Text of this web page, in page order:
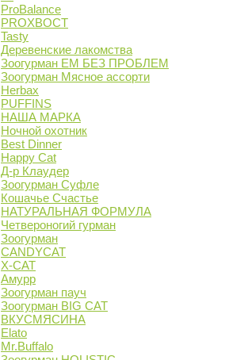
ProBalance
PROХВОСТ
Tasty
Деревенские лакомства
Зоогурман ЕМ БЕЗ ПРОБЛЕМ
Зоогурман Мясное ассорти
Herbax
PUFFINS
НАША МАРКА
Ночной охотник
Best Dinner
Happy Cat
Д-р Клаудер
Зоогурман Суфле
Кошачье Счастье
НАТУРАЛЬНАЯ ФОРМУЛА
Четвероногий гурман
Зоогурман
CANDYCAT
X-CAT
Амурр
Зоогурман пауч
Зоогурман BIG CAT
ВКУСМЯСИНА
Elato
Mr.Buffalo